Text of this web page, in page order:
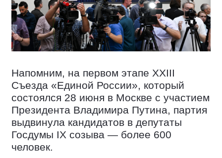
Напомним, на первом этапе XXIII
Съезда «Единой России», который
состоялся 28 июня в Москве с участием
Президента Владимира Путина, партия
выдвинула кандидатов в депутаты
Госдумы IX созыва — более 600
человек.